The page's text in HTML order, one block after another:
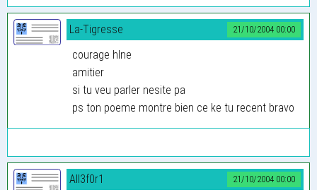
21/10/2004 00:00
La-Tigresse
courage hlne
amitier
si tu veu parler nesite pa
ps ton poeme montre bien ce ke tu recent bravo
21/10/2004 00:00
All3f0r1